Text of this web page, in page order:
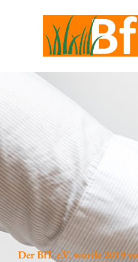
Der BfL e.V. wurde 2019